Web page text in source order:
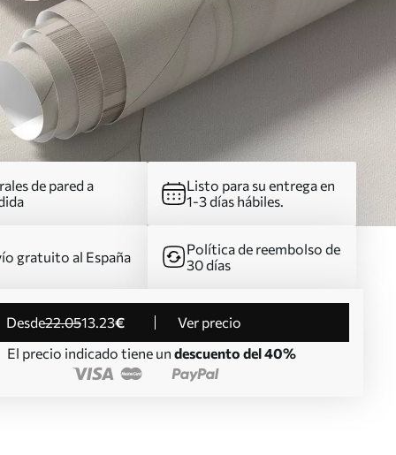
de pared a
Listo para su entrega en
1-3 días hábiles.
gratuito al España
Política de reembolso de
30 días
desde22.0513.23€
Ver precio
El precio indicado tiene un descuento del 40%